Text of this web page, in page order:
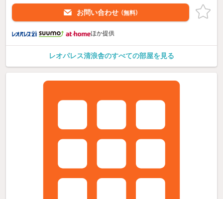
お問い合わせ （無料）
ほか提供
レオパレス清浪舎のすべての部屋を見る